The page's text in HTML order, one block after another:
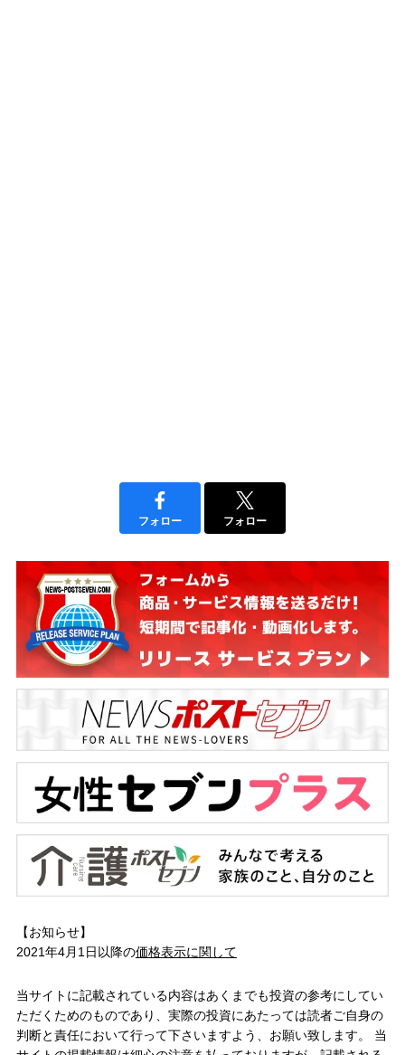
フォロー フォロー
【お知らせ】
2021年4月1日以降の価格表示に関して
当サイトに記載されている内容はあくまでも投資の参考にしてい
ただくためのものであり、実際の投資にあたっては読者ご自身の
判断と責任において行って下さいますよう、お願い致します。 当